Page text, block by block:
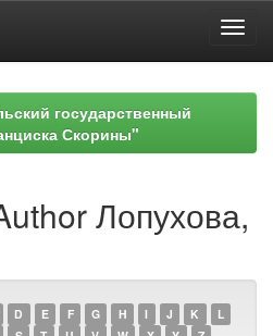
государственный
Скорины"
Лопухова,
D E F G H I J K
L